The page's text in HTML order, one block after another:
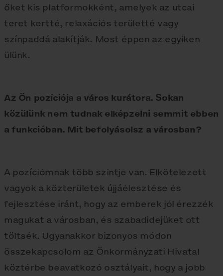
őket kis platformokként, amelyek az utcai
teret kertté, relaxációs területté vagy
színpaddá alakítják. Most éppen az egyiken
ülünk.
Az Ön pozíciója a város kurátora. Sokan
közülünk nem tudnak elképzelni semmit ebben
a funkcióban. Mit befolyásolsz a városban?
A pozíciómnak több szintje van. Elkötelezett
vagyok a közterületek újjáélesztése és
fejlesztése iránt, hogy az emberek jól érezzék
magukat a városban, és szabadidejüket ott
töltsék. Ugyanakkor bizonyos módon
összekapcsolom az Önkormányzati Hivatal
köztérbe beavatkozó osztályait, hogy a jobb